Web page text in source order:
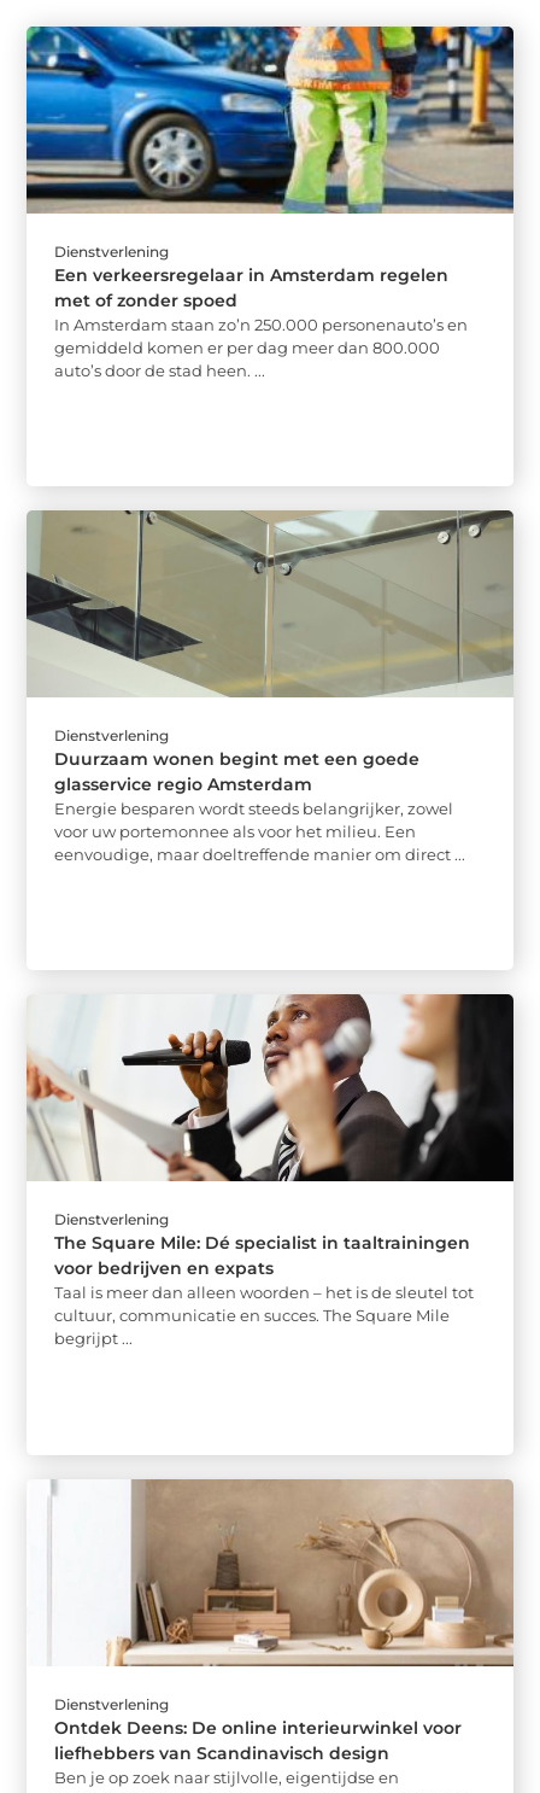
Dienstverlening
Een verkeersregelaar in Amsterdam regelen
met of zonder spoed
In Amsterdam staan zo’n 250.000 personenauto’s en
gemiddeld komen er per dag meer dan 800.000
auto’s door de stad heen. ...
Dienstverlening
Duurzaam wonen begint met een goede
glasservice regio Amsterdam
Energie besparen wordt steeds belangrijker, zowel
voor uw portemonnee als voor het milieu. Een
eenvoudige, maar doeltreffende manier om direct ...
Dienstverlening
The Square Mile: Dé specialist in taaltrainingen
voor bedrijven en expats
Taal is meer dan alleen woorden – het is de sleutel tot
cultuur, communicatie en succes. The Square Mile
begrijpt ...
Dienstverlening
Ontdek Deens: De online interieurwinkel voor
liefhebbers van Scandinavisch design
Ben je op zoek naar stijlvolle, eigentijdse en